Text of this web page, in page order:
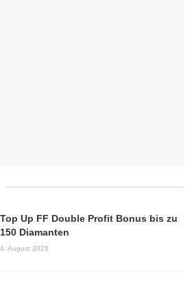
Top Up FF Double Profit Bonus bis zu
150 Diamanten
4. August 2026